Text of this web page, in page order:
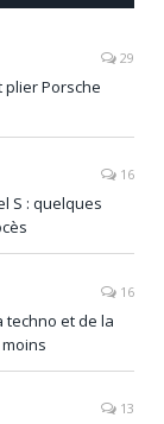
29
Porsche
16
S : quelques
16
techno et de la
13